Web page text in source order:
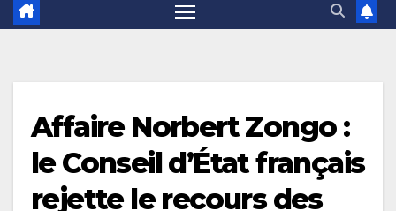
Affaire Norbert Zongo :
le Conseil d’État français
rejette le recours des